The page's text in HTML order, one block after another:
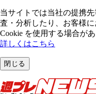
当サイトでは当社の提携
査・分析したり、お客様
Cookie を使⽤する場合があ
詳しくはこちら
閉じる